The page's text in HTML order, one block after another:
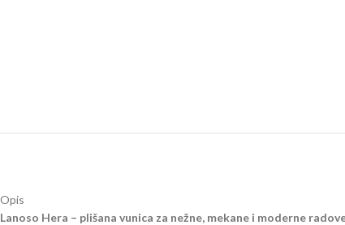
Opis
Lanoso Hera – plišana vunica za nežne, mekane i moderne